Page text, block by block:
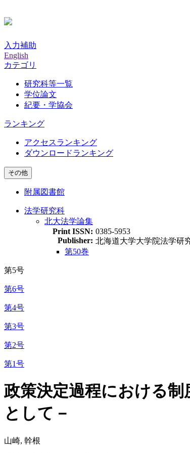
入力補助
English
カテゴリ
研究科等一覧
学位論文
紀要・学協会
ランキング
アクセスランキング
ダウンロードランキング
その他
附属図書館
法学研究科
北大法学論集
Print ISSN: 0385-5953
Publisher: 北海道大学大学院法学研
第50巻
第5号
第6号
第4号
第3号
第2号
第1号
政策決定過程における
として－
山崎, 幹根